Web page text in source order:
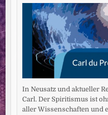
In Neusatz und aktueller
Carl. Der Spiritismus ist
aller Wissenschaften und